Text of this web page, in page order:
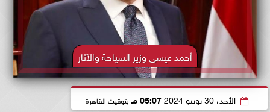
أحمد عيسى وزير السياحة والآثار
الأحد، 30 يونيو 2024 05:07 مـ بتوقيت القاهرة